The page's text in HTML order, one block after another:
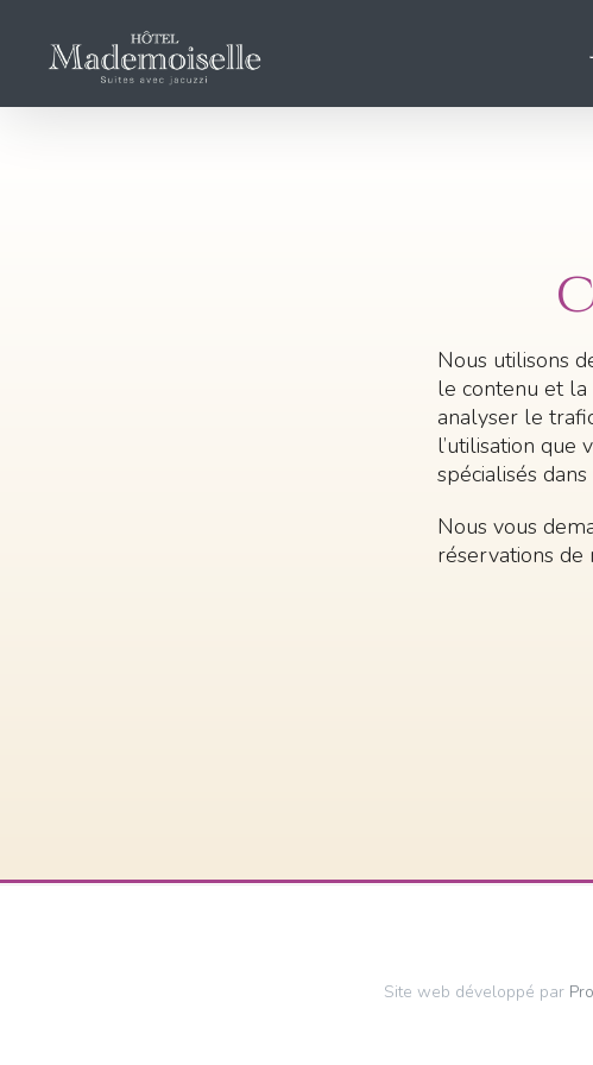
content
Nous utilisons
le contenu et la
analyser le
l’utilisation que
spécialisés
Nous vous
réservations de
Site web développé par